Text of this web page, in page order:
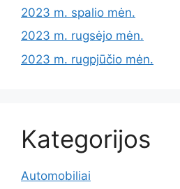
2023 m. spalio mėn.
2023 m. rugsėjo mėn.
2023 m. rugpjūčio mėn.
Kategorijos
Automobiliai